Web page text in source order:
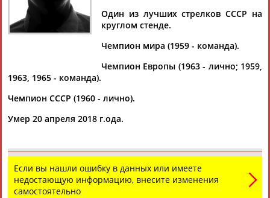
Тамилла
АБАСОВА
Рамазан
АБАЧАРАЕВ
Ростом
АБАШИДЗЕ
Флюра
Татьяна
Один из лучших стрелков СССР на
круглом стенде.
Чемпион мира (1959 - команда).
Чемпион Европы (1963 - лично; 1959,
1963, 1965 - команда).
Чемпион СССР (1960 - лично).
Умер 20 апреля 2018 г.ода.
Если вы нашли ошибку в данных или имеете
недостающую информацию, внесите изменения
самостоятельно